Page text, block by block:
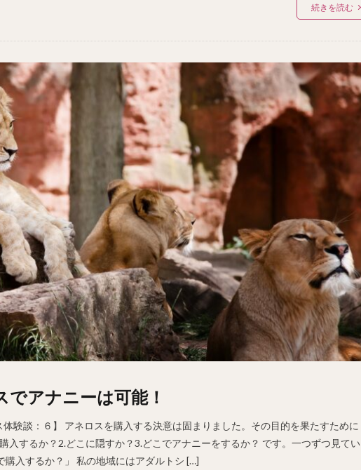
続きを読む
アナニーは可能！
体験談：６】 アネロスを購入する決意は固まりました。その目的を果たすために
入するか？2.どこに隠すか？3.どこでアナニーをするか？ です。一つずつ見てい
購入するか？」 私の地域にはアダルトシ […]